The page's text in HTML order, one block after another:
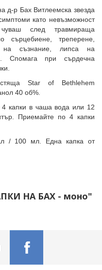
д-р Бах Витлеемска звезда
като невъзможност
след травмираща
сърцебиене, треперене,
на съзнание, липса на
Спомага при сърдечна
Star of Bethlehem
40 об%.
4 капки в чаша вода или 12
Приемайте по 4 капки
/ 100 мл. Една капка от
НА БАХ - моно"